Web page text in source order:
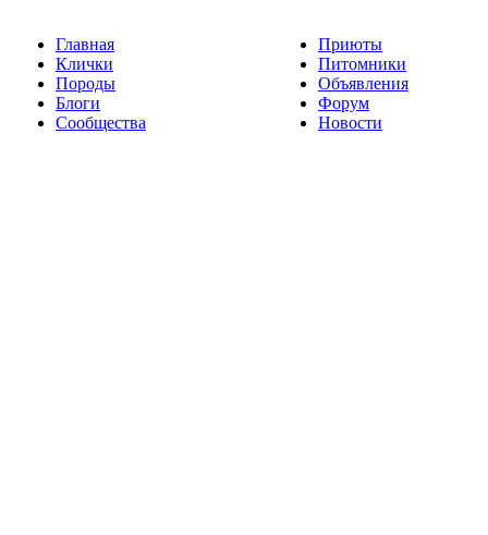
Главная
Клички
Породы
Блоги
Сообщества
Приюты
Питомники
Объявления
Форум
Новости